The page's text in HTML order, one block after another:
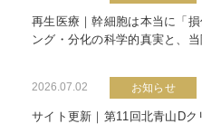
再生医療｜幹細胞は本当に「
ング・分化の科学的真実と、
2026.07.02 お知らせ
サイト更新｜第11回北青山D